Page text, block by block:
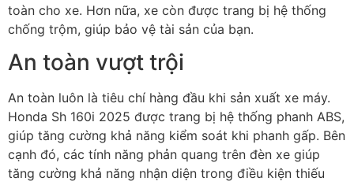
toàn cho xe. Hơn nữa, xe còn được trang bị hệ thống
chống trộm, giúp bảo vệ tài sản của bạn.
An toàn vượt trội
An toàn luôn là tiêu chí hàng đầu khi sản xuất xe máy.
Honda Sh 160i 2025 được trang bị hệ thống phanh ABS,
giúp tăng cường khả năng kiểm soát khi phanh gấp. Bên
cạnh đó, các tính năng phản quang trên đèn xe giúp
tăng cường khả năng nhận diện trong điều kiện thiếu